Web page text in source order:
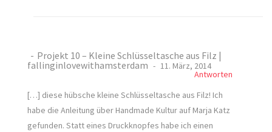
Projekt 10 – Kleine Schlüsseltasche aus Filz |
fallinginlovewithamsterdam
11. März, 2014
Antworten
[…] diese hübsche kleine Schlüsseltasche aus Filz! Ich
habe die Anleitung über Handmade Kultur auf Marja Katz
gefunden. Statt eines Druckknopfes habe ich einen